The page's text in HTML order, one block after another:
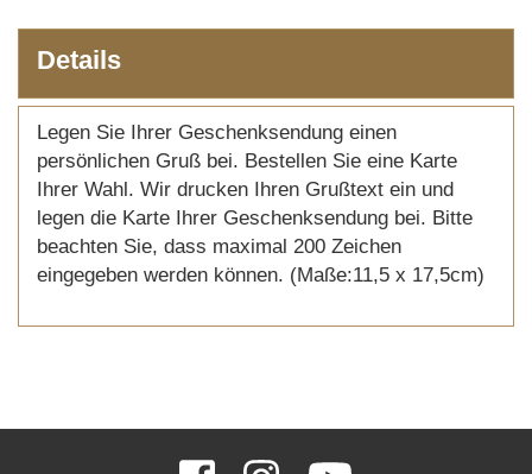
Details
Legen Sie Ihrer Geschenksendung einen
persönlichen Gruß bei. Bestellen Sie eine Karte
Ihrer Wahl. Wir drucken Ihren Grußtext ein und
legen die Karte Ihrer Geschenksendung bei. Bitte
beachten Sie, dass maximal 200 Zeichen
eingegeben werden können. (Maße:11,5 x 17,5cm)